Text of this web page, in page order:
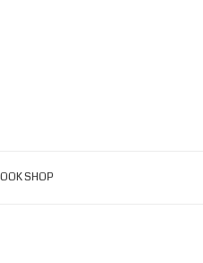
SHOP